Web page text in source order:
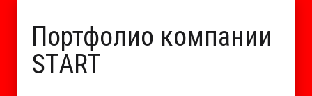
Портфолио компании
START